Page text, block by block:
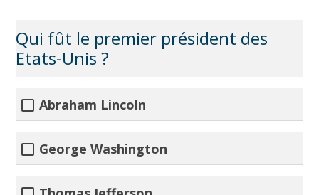
Qui fût le premier président des
Etats-Unis ?
Abraham Lincoln
George Washington